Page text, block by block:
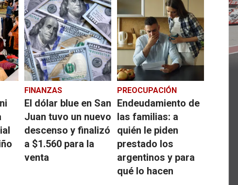
FINANZAS
El dólar blue en San
Juan tuvo un nuevo
descenso y finalizó
a $1.560 para la
venta
PREOCUPACIÓN
Endeudamiento de
las familias: a
quién le piden
prestado los
argentinos y para
qué lo hacen